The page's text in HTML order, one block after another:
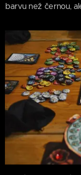
barvu než černou,